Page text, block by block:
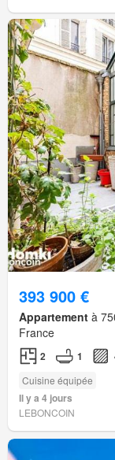
393 900 €
Appartement à
France
2 1
Cuisine équipée
Il y a 4 jours
LEBONCOIN